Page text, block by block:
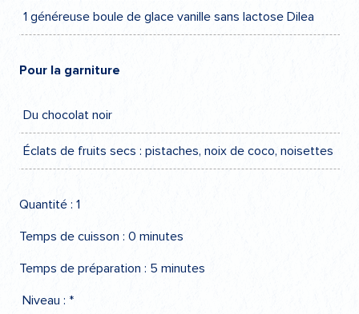
1 généreuse boule de glace vanille sans lactose Dilea
Pour la garniture
Du chocolat noir
Éclats de fruits secs : pistaches, noix de coco, noisettes
Quantité : 1
Temps de cuisson : 0 minutes
Temps de préparation : 5 minutes
Niveau : *